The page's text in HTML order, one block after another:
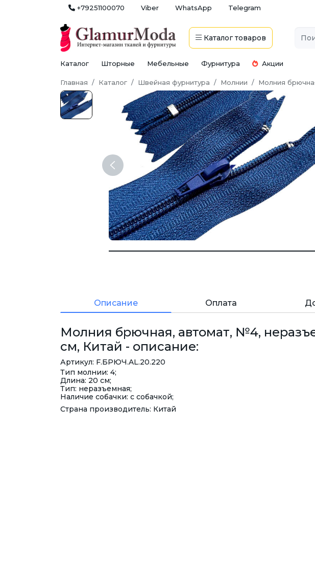
+79251100070 Viber WhatsApp Telegram
Каталог товаров
Каталог Шторные Мебельные Фурнитура Акции
Главная Каталог Швейная фурнитура Молнии Молния
Previous
Описание Оплата
Молния брючная, автомат, №4,
см, Китай - описание:
Артикул: F.БРЮЧ.AL.20.220
Тип молнии: 4;
Длина: 20 см;
Тип: неразъемная;
Наличие собачки: с собачкой;
Страна производитель: Китай